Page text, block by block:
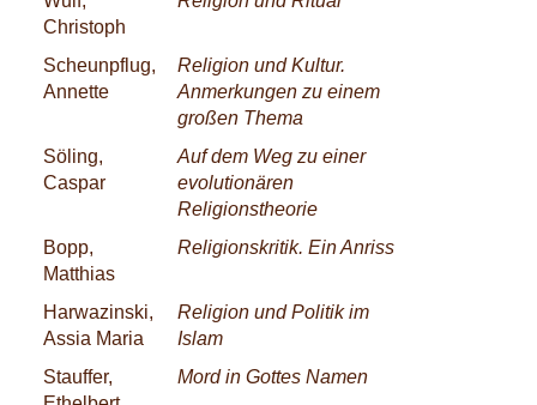
Christoph
Scheunpflug,
Annette
Religion und Kultur.
Anmerkungen zu einem
großen Thema
Söling,
Caspar
Auf dem Weg zu einer
evolutionären
Religionstheorie
Bopp,
Matthias
Religionskritik. Ein Anriss
Harwazinski,
Assia Maria
Religion und Politik im
Islam
Stauffer,
Mord in Gottes Namen